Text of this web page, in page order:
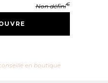
Non défini€
en boutique